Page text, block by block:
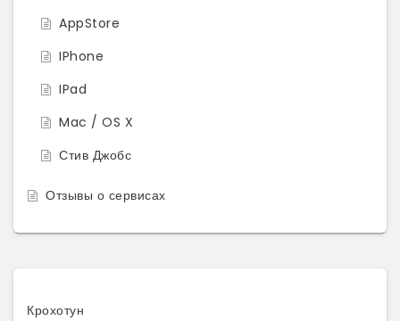
AppStore
IPhone
IPad
Mac / OS X
Стив Джобс
Отзывы о сервисах
Крохотун